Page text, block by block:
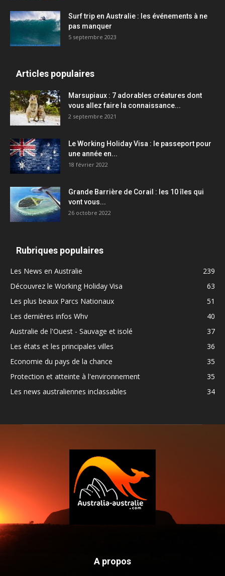
Surf trip en Australie : les événements à ne
pas manquer
5 septembre 2023
Articles populaires
Marsupiaux : 7 adorables créatures dont
vous allez faire la connaissance...
2 septembre 2021
Le Working Holiday Visa : le passeport pour
une année en...
18 février 2022
Grande Barrière de Corail : les 10 îles qui
vont vous...
26 octobre 2022
Rubriques populaires
Les News en Australie
239
Découvrez le Working Holiday Visa
63
Les plus beaux Parcs Nationaux
51
Les dernières infos Whv
40
Australie de l'Ouest - Sauvage et isolé
37
Les états et les principales villes
36
Economie du pays de la chance
35
Protection et atteinte à l'environnement
35
Les news australiennes inclassables
34
A propos